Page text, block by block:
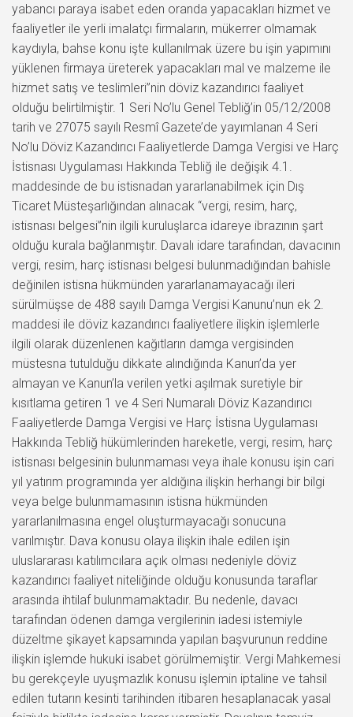
yabancı paraya isabet eden oranda yapacakları hizmet ve
faaliyetler ile yerli imalatçı firmaların, mükerrer olmamak
kaydıyla, bahse konu işte kullanılmak üzere bu işin yapımını
yüklenen firmaya üreterek yapacakları mal ve malzeme ile
hizmet satış ve teslimleri”nin döviz kazandırıcı faaliyet
olduğu belirtilmiştir. 1 Seri No’lu Genel Tebliğ’in 05/12/2008
tarih ve 27075 sayılı Resmî Gazete’de yayımlanan 4 Seri
No’lu Döviz Kazandırıcı Faaliyetlerde Damga Vergisi ve Harç
İstisnası Uygulaması Hakkında Tebliğ ile değişik 4.1.
maddesinde de bu istisnadan yararlanabilmek için Dış
Ticaret Müsteşarlığından alınacak “vergi, resim, harç,
istisnası belgesi”nin ilgili kuruluşlarca idareye ibrazının şart
olduğu kurala bağlanmıştır. Davalı idare tarafından, davacının
vergi, resim, harç istisnası belgesi bulunmadığından bahisle
değinilen istisna hükmünden yararlanamayacağı ileri
sürülmüşse de 488 sayılı Damga Vergisi Kanunu’nun ek 2.
maddesi ile döviz kazandırıcı faaliyetlere ilişkin işlemlerle
ilgili olarak düzenlenen kağıtların damga vergisinden
müstesna tutulduğu dikkate alındığında Kanun’da yer
almayan ve Kanun’la verilen yetki aşılmak suretiyle bir
kısıtlama getiren 1 ve 4 Seri Numaralı Döviz Kazandırıcı
Faaliyetlerde Damga Vergisi ve Harç İstisna Uygulaması
Hakkında Tebliğ hükümlerinden hareketle, vergi, resim, harç
istisnası belgesinin bulunmaması veya ihale konusu işin cari
yıl yatırım programında yer aldığına ilişkin herhangi bir bilgi
veya belge bulunmamasının istisna hükmünden
yararlanılmasına engel oluşturmayacağı sonucuna
varılmıştır. Dava konusu olaya ilişkin ihale edilen işin
uluslararası katılımcılara açık olması nedeniyle döviz
kazandırıcı faaliyet niteliğinde olduğu konusunda taraflar
arasında ihtilaf bulunmamaktadır. Bu nedenle, davacı
tarafından ödenen damga vergilerinin iadesi istemiyle
düzeltme şikayet kapsamında yapılan başvurunun reddine
ilişkin işlemde hukuki isabet görülmemiştir. Vergi Mahkemesi
bu gerekçeyle uyuşmazlık konusu işlemin iptaline ve tahsil
edilen tutarın kesinti tarihinden itibaren hesaplanacak yasal